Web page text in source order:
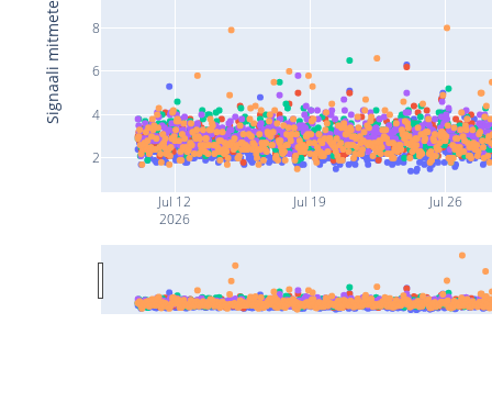
Jul 12
2026
Jul 19 Jul 26
2
4
6
8